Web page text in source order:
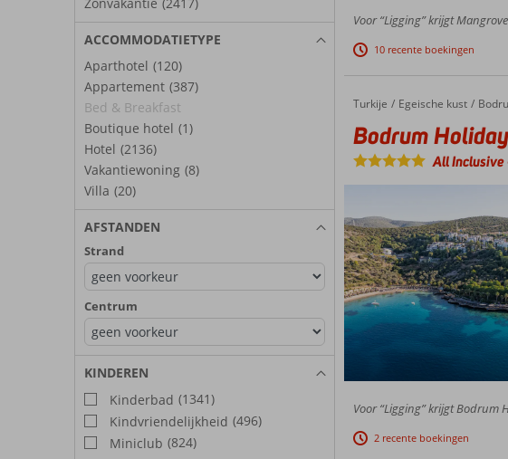
ACCOMMODATIETYPE
Aparthotel (120)
Appartement (387)
Bed & Breakfast
Boutique hotel (1)
Hotel (2136)
Vakantiewoning (8)
Villa (20)
AFSTANDEN
Strand
Centrum
KINDEREN
Kinderbad (1341)
Kindvriendelijkheid (496)
Miniclub (824)
Voor “Ligging” krijgt
10 recente boekingen
Home
Turkije Egeische kust
Bodrum Holiday Resort
Bodrum
All Inclusive
Voor “Ligging” krijgt Bodrum
2 recente boekingen